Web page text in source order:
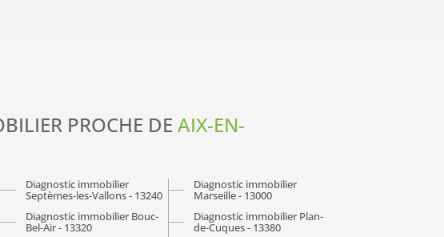
PROCHE DEAIX-EN-
Diagnostic immobilier
Septèmes-les-Vallons - 13240
Diagnostic immobilier Bouc-
Bel-Air - 13320
Diagnostic immobilier
Marseille - 13000
Diagnostic immobilier Plan-
de-Cuques - 13380